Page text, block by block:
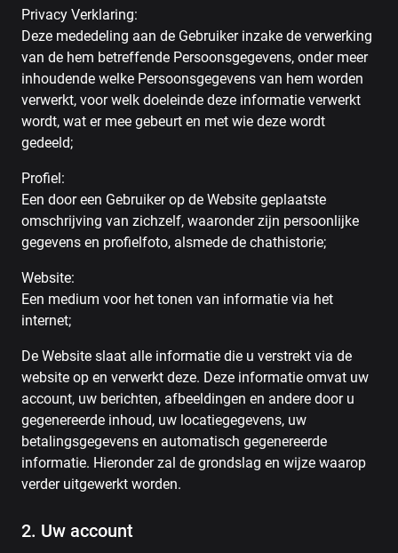
Privacy Verklaring:
Deze mededeling aan de Gebruiker inzake de verwerking
van de hem betreffende Persoonsgegevens, onder meer
inhoudende welke Persoonsgegevens van hem worden
verwerkt, voor welk doeleinde deze informatie verwerkt
wordt, wat er mee gebeurt en met wie deze wordt
gedeeld;
Profiel:
Een door een Gebruiker op de Website geplaatste
omschrijving van zichzelf, waaronder zijn persoonlijke
gegevens en profielfoto, alsmede de chathistorie;
Website:
Een medium voor het tonen van informatie via het
internet;
De Website slaat alle informatie die u verstrekt via de
website op en verwerkt deze. Deze informatie omvat uw
account, uw berichten, afbeeldingen en andere door u
gegenereerde inhoud, uw locatiegegevens, uw
betalingsgegevens en automatisch gegenereerde
informatie. Hieronder zal de grondslag en wijze waarop
verder uitgewerkt worden.
2. Uw account